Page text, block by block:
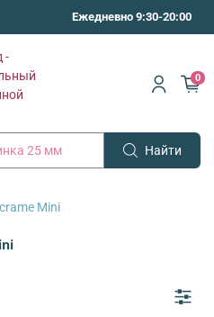
Ежедневно 9:30-20:00
Найти
0
Mini